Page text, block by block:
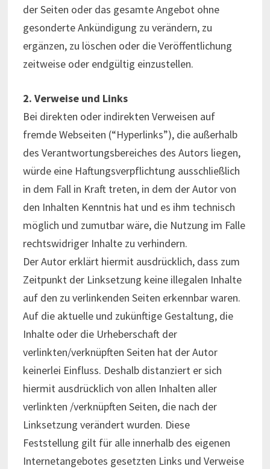
der Seiten oder das gesamte Angebot ohne
gesonderte Ankündigung zu verändern, zu
ergänzen, zu löschen oder die Veröffentlichung
zeitweise oder endgültig einzustellen.
2. Verweise und Links
Bei direkten oder indirekten Verweisen auf
fremde Webseiten (“Hyperlinks”), die außerhalb
des Verantwortungsbereiches des Autors liegen,
würde eine Haftungsverpflichtung ausschließlich
in dem Fall in Kraft treten, in dem der Autor von
den Inhalten Kenntnis hat und es ihm technisch
möglich und zumutbar wäre, die Nutzung im Falle
rechtswidriger Inhalte zu verhindern.
Der Autor erklärt hiermit ausdrücklich, dass zum
Zeitpunkt der Linksetzung keine illegalen Inhalte
auf den zu verlinkenden Seiten erkennbar waren.
Auf die aktuelle und zukünftige Gestaltung, die
Inhalte oder die Urheberschaft der
verlinkten/verknüpften Seiten hat der Autor
keinerlei Einfluss. Deshalb distanziert er sich
hiermit ausdrücklich von allen Inhalten aller
verlinkten /verknüpften Seiten, die nach der
Linksetzung verändert wurden. Diese
Feststellung gilt für alle innerhalb des eigenen
Internetangebotes gesetzten Links und Verweise